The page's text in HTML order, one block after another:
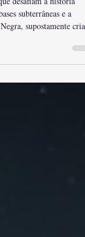
desafiam a história
subterrâneas e a
supostamente